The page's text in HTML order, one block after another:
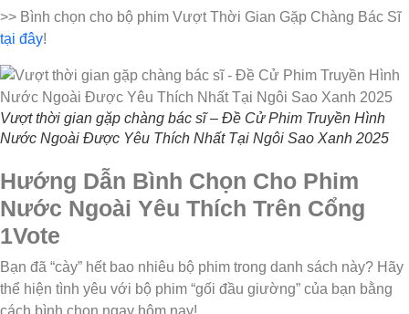
>> Bình chọn cho bộ phim Vượt Thời Gian Gặp Chàng Bác Sĩ
tại đây!
Vượt thời gian gặp chàng bác sĩ – Đề Cử Phim Truyền Hình
Nước Ngoài Được Yêu Thích Nhất Tại Ngôi Sao Xanh 2025
Hướng Dẫn Bình Chọn Cho Phim
Nước Ngoài Yêu Thích Trên Cổng
1Vote
Bạn đã “cày” hết bao nhiêu bộ phim trong danh sách này? Hãy
thể hiện tình yêu với bộ phim “gối đầu giường” của bạn bằng
cách bình chọn ngay hôm nay!